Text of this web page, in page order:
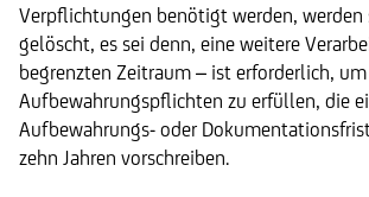
Verpflichtungen benötigt werden, werden
gelöscht, es sei denn, eine weitere
begrenzten Zeitraum – ist erforderlich,
Aufbewahrungspflichten zu erfüllen, die
Aufbewahrungs- oder
zehn Jahren vorschreiben.